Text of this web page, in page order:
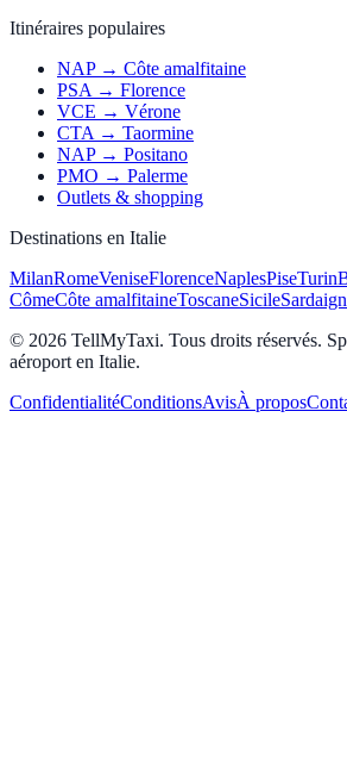
Itinéraires populaires
NAP → Côte amalfitaine
PSA → Florence
VCE → Vérone
CTA → Taormine
NAP → Positano
PMO → Palerme
Outlets & shopping
Destinations en Italie
MilanRomeVeniseFlorenceNaplesPiseTurin
CômeCôte amalfitaineToscaneSicile
© 2026 TellMyTaxi. Tous droits réservés.
aéroport en Italie.
ConfidentialitéConditionsAvisÀ propos